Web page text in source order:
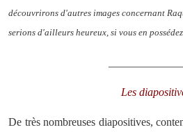
découvrirons d'autres images concernant
serions d'ailleurs heureux, si vous en
Les
De très nombreuses diapositives,